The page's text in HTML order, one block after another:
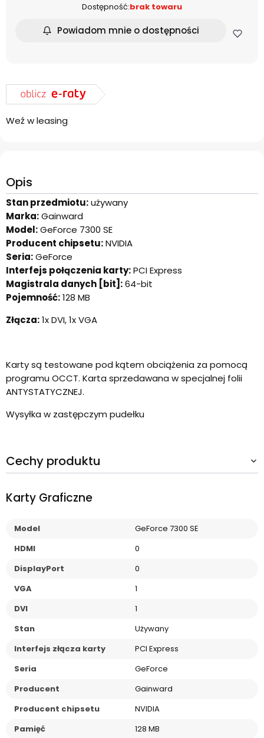
Dostępność:brak towaru
Powiadom mnie o dostępności
Weź w leasing
Opis
Stan przedmiotu:używany
Marka:Gainward
Model:GeForce 7300 SE
Producent chipsetu:NVIDIA
Seria:GeForce
Interfejs połączenia karty:PCI Express
Magistrala danych [bit]:64-bit
Pojemność:128 MB
Złącza:1x DVI, 1x VGA
Karty są testowane pod kątem obciążenia za pomocą
programu OCCT. Karta sprzedawana w specjalnej folii
ANTYSTATYCZNEJ.
Wysyłka w zastępczym pudełku
Cechy produktu
Karty Graficzne
Model
GeForce 7300 SE
HDMI
0
DisplayPort
0
VGA
1
DVI
1
Stan
Używany
Interfejs złącza karty
PCI Express
Seria
GeForce
Producent
Gainward
Producent chipsetu
NVIDIA
Pamięć
128 MB